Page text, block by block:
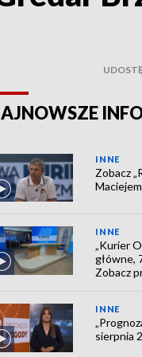
INNE
Zobacz
INNE
„Kurier
główne,
Zobacz
INNE
sierpnia